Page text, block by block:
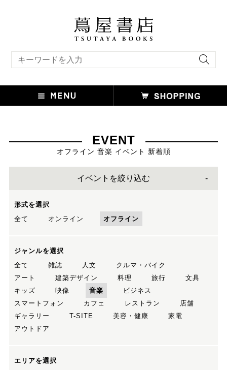
EVENT
オフライン 音楽 イベント 新着順
イベントを絞り込む
形式を選択
全て
オンライン オフライン
ジャンルを選択
全て
雑誌 人文
クルマ・バイク
アート
建築デザイン 料理 旅行
文具
キッズ
映像 音楽
ビジネス
スマートフォン
カフェ レストラン
店舗
ギャラリー
T-SITE 美容・健康
家電
アウトドア
エリアを選択